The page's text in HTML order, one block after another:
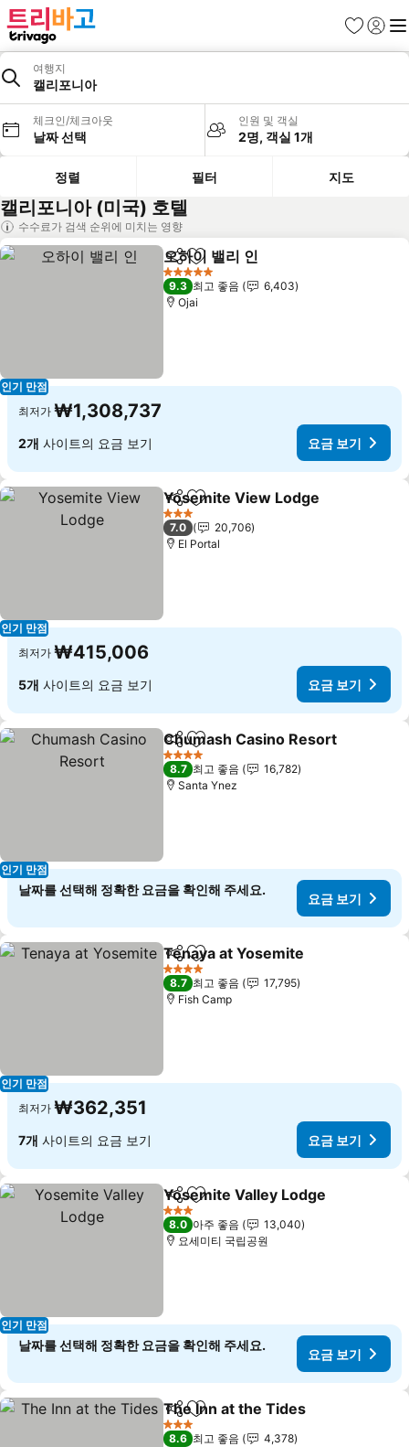
즐겨찾기
로그인
메
여행지
캘리포니아
체크인/체크아웃
날짜 선택
인원 및 객실
2명, 객실 1개
정렬 필터 지도
캘리포니아 (미국) 호텔
수수료가 검색 순위에 미치는 영향
인기 만점
공유 즐겨찾기에 추가
오하이 밸리 인
5 성급
9.3 최고 좋음
6,403
Ojai
최저가 ₩1,308,737
2개 사이트의 요금 보기 요금 보기
인기 만점
공유 즐겨찾기에 추가
Yosemite View Lodge
3 성급
7.0
20,706
El Portal
최저가 ₩415,006
5개 사이트의 요금 보기 요금 보기
인기 만점
공유 즐겨찾기에 추가
Chumash Casino Resort
4 성급
8.7 최고 좋음
16,782
Santa Ynez
날짜를 선택해 정확한 요금을 확인해 주세요.
요금 보기
인기 만점
공유 즐겨찾기에 추가
Tenaya at Yosemite
4 성급
8.7 최고 좋음
17,795
Fish Camp
최저가 ₩362,351
7개 사이트의 요금 보기 요금 보기
인기 만점
공유 즐겨찾기에 추가
Yosemite Valley Lodge
3 성급
8.0 아주 좋음
13,040
요세미티 국립공원
날짜를 선택해 정확한 요금을 확인해 주세요.
요금 보기
공유 즐겨찾기에 추가
The Inn at the Tides
3 성급
8.6 최고 좋음
4,378